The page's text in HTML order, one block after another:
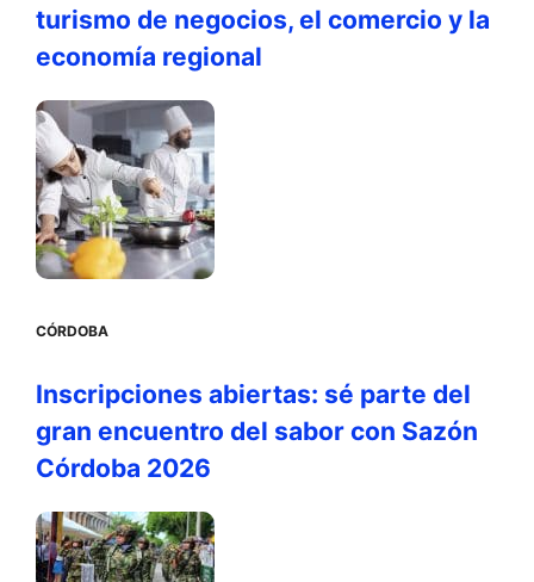
turismo de negocios, el comercio y la
economía regional
CÓRDOBA
Inscripciones abiertas: sé parte del
gran encuentro del sabor con Sazón
Córdoba 2026